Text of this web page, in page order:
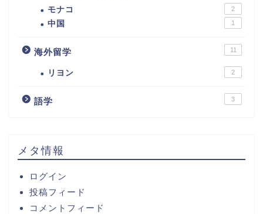
モナコ 2
中国 1
海外留学 11
リヨン 2
語学 3
メタ情報
ログイン
投稿フィード
コメントフィード